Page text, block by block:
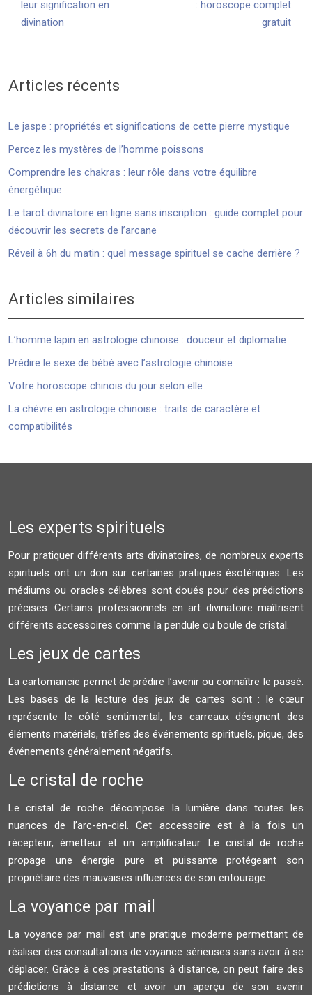
leur signification en
divination
: horoscope complet
gratuit
Articles récents
Le jaspe : propriétés et significations de cette pierre mystique
Percez les mystères de l’homme poissons
Comprendre les chakras : leur rôle dans votre équilibre
énergétique
Le tarot divinatoire en ligne sans inscription : guide complet pour
découvrir les secrets de l’arcane
Réveil à 6h du matin : quel message spirituel se cache derrière ?
Articles similaires
L’homme lapin en astrologie chinoise : douceur et diplomatie
Prédire le sexe de bébé avec l’astrologie chinoise
Votre horoscope chinois du jour selon elle
La chèvre en astrologie chinoise : traits de caractère et
compatibilités
Les experts spirituels
Pour pratiquer différents arts divinatoires, de nombreux experts
spirituels ont un don sur certaines pratiques ésotériques. Les
médiums ou oracles célèbres sont doués pour des prédictions
précises. Certains professionnels en art divinatoire maîtrisent
différents accessoires comme la pendule ou boule de cristal.
Les jeux de cartes
La cartomancie permet de prédire l’avenir ou connaître le passé.
Les bases de la lecture des jeux de cartes sont : le cœur
représente le côté sentimental, les carreaux désignent des
éléments matériels, trèfles des événements spirituels, pique, des
événements généralement négatifs.
Le cristal de roche
Le cristal de roche décompose la lumière dans toutes les
nuances de l’arc-en-ciel. Cet accessoire est à la fois un
récepteur, émetteur et un amplificateur. Le cristal de roche
propage une énergie pure et puissante protégeant son
propriétaire des mauvaises influences de son entourage.
La voyance par mail
La voyance par mail est une pratique moderne permettant de
réaliser des consultations de voyance sérieuses sans avoir à se
déplacer. Grâce à ces prestations à distance, on peut faire des
prédictions à distance et avoir un aperçu de son avenir